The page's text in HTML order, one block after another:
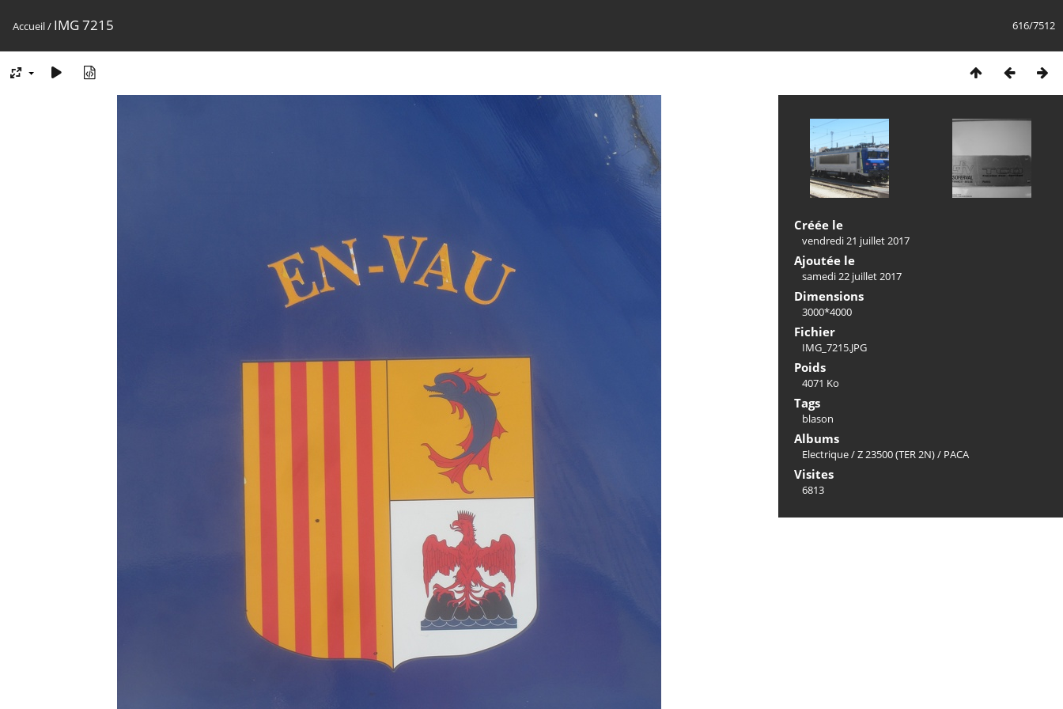
616/7512
Accueil/ IMG 7215
Créée le
vendredi 21 juillet 2017
Ajoutée le
samedi 22 juillet 2017
Dimensions
3000*4000
Fichier
IMG_7215.JPG
Poids
4071 Ko
Tags
blason
Albums
Electrique/Z 23500 (TER 2N)/ PACA
Visites
6813